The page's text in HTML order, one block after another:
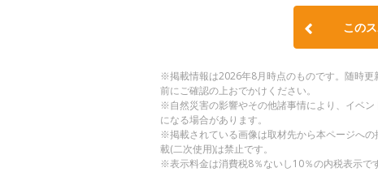
この
※掲載情報は2026年8月時点のものです。随時
前にご確認の上おでかけください。
※自然災害の影響やその他諸事情により、イベ
になる場合があります。
※掲載されている画像は取材先から本ページへ
載(二次使用)は禁止です。
※表示料金は消費税8％ないし10％の内税表示です